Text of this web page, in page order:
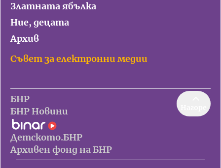
Златната ябълка
Ние, децата
Архив
Съвет за електронни медии
БНР
БНР Новини
Детското.БНР
Архивен фонд на БНР